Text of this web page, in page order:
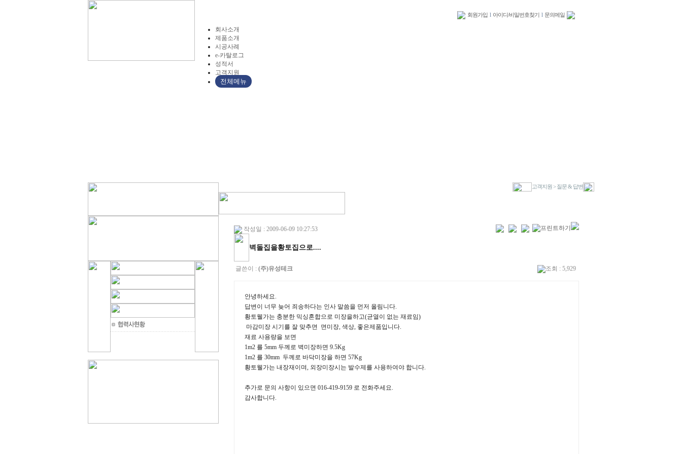
회원가입 l 아이디/비밀번호찾기 l 문의메일
회사소개
제품소개
시공사례
e-카탈로그
성적서
고객지원
전체메뉴
고객지원 > 질문 & 답변
작성일 : 2009-06-09 10:27:53
벽돌집을황토집으로....
글쓴이 : (주)유성테크 조회 : 5,929
안녕하세요.
답변이 너무 늦어 죄송하다는 인사 말씀을 먼저 올림니다.
황토웰가는 충분한 믹싱혼합으로 미장을하고(균열이 없는 재료임)
마감미장 시기를 잘 맞추면 면미장, 색상, 좋은제품입니다.
재료 사용량을 보면
1m2 를 5mm 두께로 벽미장하면 9.5Kg
1m2 를 30mm 두께로 바닥미장을 하면 57Kg
황토웰가는 내장재이며, 외장미장시는 발수제를 사용하여야 합니다.
추가로 문의 사항이 있으면 016-419-9159 로 전화주세요.
감사합니다.